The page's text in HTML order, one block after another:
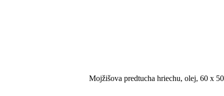
Mojžišova predtucha hriechu, olej, 60 x